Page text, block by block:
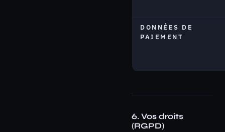
DONNÉES DE
PAIEMENT
6. Vos droits
(RGPD)